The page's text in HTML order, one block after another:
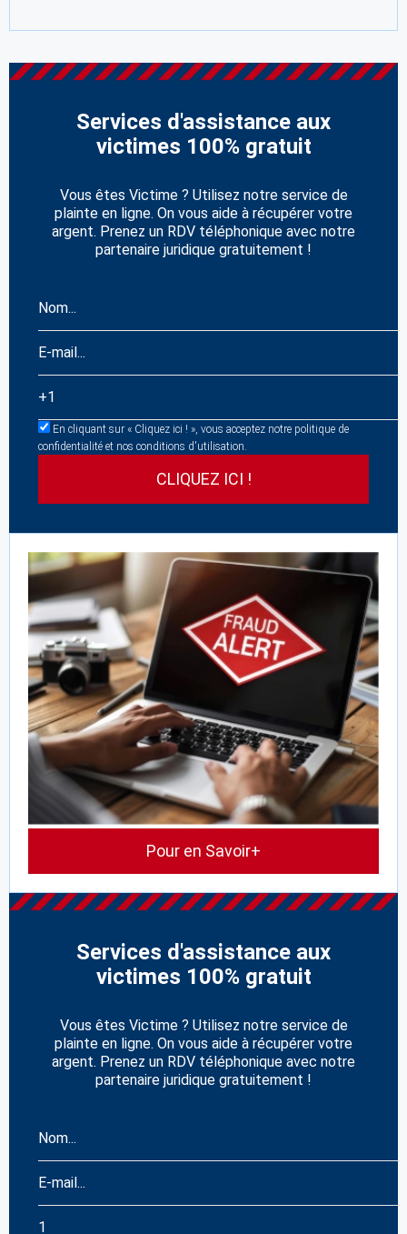
Services d'assistance aux
victimes 100% gratuit
Vous êtes Victime ? Utilisez notre service de
plainte en ligne. On vous aide à récupérer votre
argent. Prenez un RDV téléphonique avec notre
partenaire juridique gratuitement !
En cliquant sur « Cliquez ici ! », vous acceptez notre politique de
confidentialité et nos conditions d'utilisation.
Pour en Savoir+
Services d'assistance aux
victimes 100% gratuit
Vous êtes Victime ? Utilisez notre service de
plainte en ligne. On vous aide à récupérer votre
argent. Prenez un RDV téléphonique avec notre
partenaire juridique gratuitement !